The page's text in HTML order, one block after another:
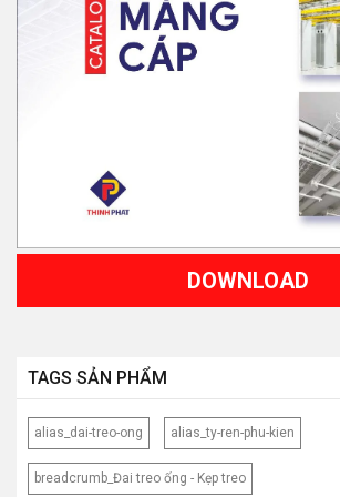
DOWNLOAD
TAGS SẢN PHẨM
alias_dai-treo-ong alias_ty-ren-phu-kien
breadcrumb_Đai treo ống - Kẹp treo